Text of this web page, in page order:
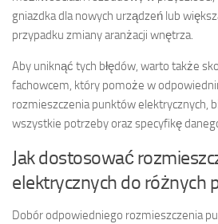
gniazdka dla nowych urządzeń lub
przypadku zmiany aranżacji wnętrza.
Aby uniknąć tych błędów, warto także
fachowcem, który pomoże w
rozmieszczenia punktów elektrycznych,
wszystkie potrzeby oraz specyfikę
Jak dostosować
elektrycznych do różnych
Dobór odpowiedniego rozmieszczenia